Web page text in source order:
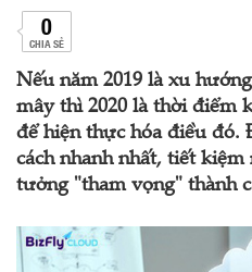
0
CHIA SẺ
Nếu năm 2019 là xu
mây thì 2020 là thời điểm
để hiện thực hóa điều đó.
cách nhanh nhất, tiết
tưởng "tham vọng" thành